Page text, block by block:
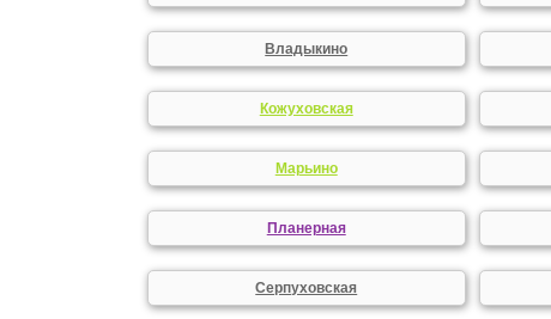
Владыкино
Кожуховская
Марьино
Планерная
Серпуховская